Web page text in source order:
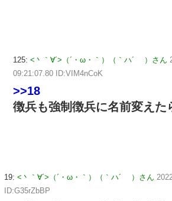
125: <丶｀∀´>（´・ω・｀）（｀ハ´ ）さん
09:21:07.80 ID:VIM4nCoK
>>18
徴兵も強制徴兵に名前変えた
19: <丶｀∀´>（´・ω・｀）（｀ハ´ ）さん
ID:G35rZbBP